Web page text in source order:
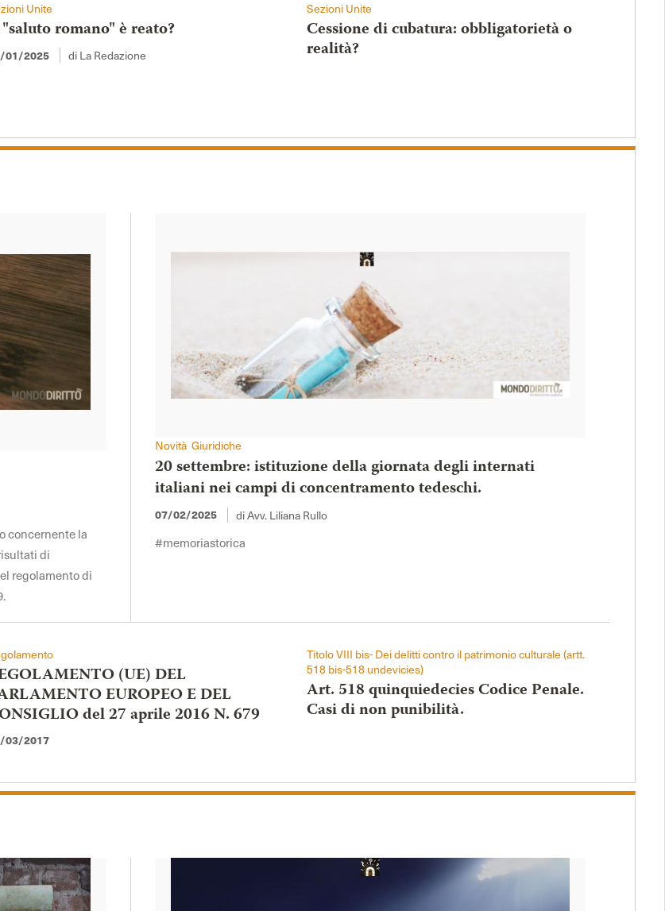
Unite
romano" è reato?
01/2025 di La Redazione
Sezioni Unite
Cessione di cubatura: obbligatorietà o
realità?
concernente la
di
regolamento di
Novità Giuridiche
20 settembre: istituzione della giornata degli internati
italiani nei campi di concentramento tedeschi.
07/02/2025 di Avv. Liliana Rullo
#memoriastorica
(UE) DEL
EUROPEO E DEL
del 27 aprile 2016 N. 679
03/2017
Titolo VIII bis- Dei delitti contro il patrimonio culturale (artt.
518 bis-518 undevicies)
Art. 518 quinquiedecies Codice Penale.
Casi di non punibilità.